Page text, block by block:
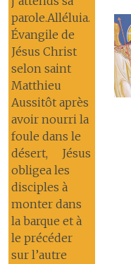
parole.Alléluia.
Évangile de
Jésus Christ
selon saint
Matthieu
Aussitôt après
avoir nourri la
foule dans le
désert, Jésus
obligea les
disciples à
monter dans
la barque et à
le précéder
sur l’autre